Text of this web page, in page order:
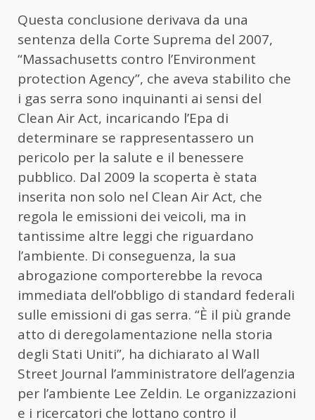
Questa conclusione derivava da una
sentenza della Corte Suprema del 2007,
“Massachusetts contro l’Environment
protection Agency”, che aveva stabilito che
i gas serra sono inquinanti ai sensi del
Clean Air Act, incaricando l’Epa di
determinare se rappresentassero un
pericolo per la salute e il benessere
pubblico. Dal 2009 la scoperta è stata
inserita non solo nel Clean Air Act, che
regola le emissioni dei veicoli, ma in
tantissime altre leggi che riguardano
l’ambiente. Di conseguenza, la sua
abrogazione comporterebbe la revoca
immediata dell’obbligo di standard federali
sulle emissioni di gas serra. “È il più grande
atto di deregolamentazione nella storia
degli Stati Uniti”, ha dichiarato al Wall
Street Journal l’amministratore dell’agenzia
per l’ambiente Lee Zeldin. Le organizzazioni
e i ricercatori che lottano contro il